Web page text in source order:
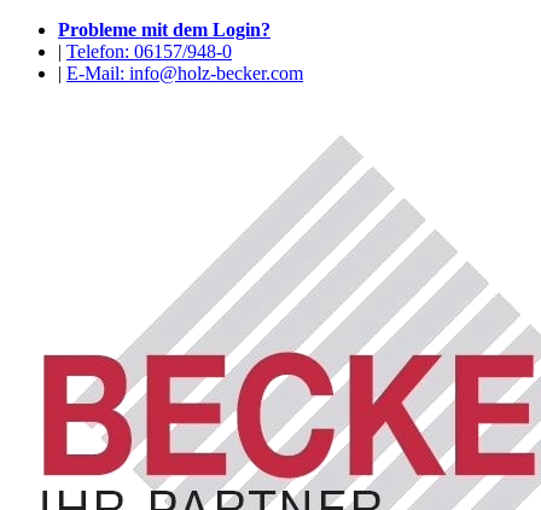
Probleme mit dem Login?
| Telefon: 06157/948-0
| E-Mail: info@holz-becker.com